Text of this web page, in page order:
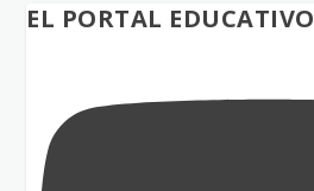
EL PORTAL EDUCATIVO